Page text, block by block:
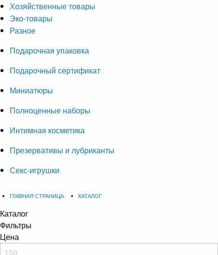
Хозяйственные товары
Эко-товары
Разное
Подарочная упаковка
Подарочный сертификат
Миниатюры
Полноценные наборы
Интимная косметика
Презервативы и лубриканты
Секс-игрушки
ГЛАВНАЯ СТРАНИЦА КАТАЛОГ
Каталог
Фильтры
Цена